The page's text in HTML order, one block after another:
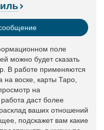
поле
можно будет сказать
В работе применяются
воске, карты Таро,
на
даст более
ваших отношений
подскажет вам какие